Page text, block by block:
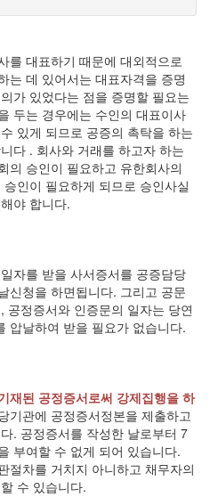
를 대표하기 때문에 대외적으로
는 데 있어서는 대표자격을 증명
가 있었다는 점을 증명할 필요는
두는 경우에는 수인의 대표이사
있게 되므로 공증의 촉탁을 하는
다 . 회사와 거래를 하고자 하는
의 승인이 필요하고 유한회사의
인이 필요하게 되므로 승인사실
야 합니다.
자를 받을 사서증서를 공증담당
신청을 하면됩니다. 그리고 공문
정증서와 인증문의 일자는 당연
압날하여 받을 필요가 없습니다.
재된 공정증서로써 강제집행을 하
기관에 공정증서정본을 제출하고
. 공정증서를 작성한 날로부터 7
부여할 수 없게 되어 있습니다.
절차를 거치지 아니하고 채무자의
수 있습니다.